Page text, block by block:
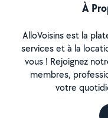
À
AlloVoisins est la
services et à la
vous ! Rejoignez
membres,
votre